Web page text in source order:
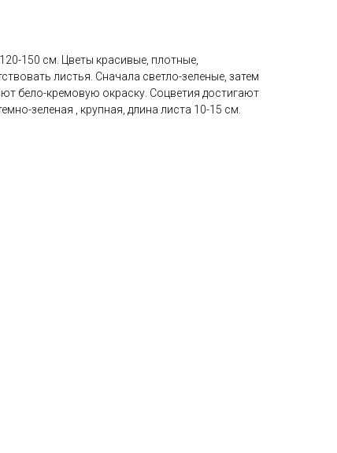
150 см. Цветы красивые, плотные,
листья. Сначала светло-зеленые, затем
бело-кремовую окраску. Соцветия достигают
зеленая , крупная, длина листа 10-15 см.